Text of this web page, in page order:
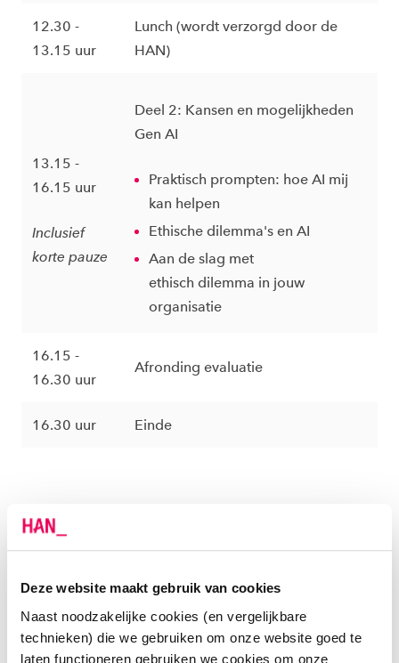
Deze website maakt gebruik van cookies
Naast noodzakelijke cookies (en vergelijkbare
technieken) die we gebruiken om onze website goed te
laten functioneren gebruiken we cookies om onze
12.30 -
13.15 uur
Lunch (wordt verzorgd door de
HAN)
13.15 -
16.15 uur
Inclusief
korte pauze
Deel 2: Kansen en mogelijkheden
Gen AI
Praktisch prompten: hoe AI mij
kan helpen
Ethische dilemma's en AI
Aan de slag met
ethisch dilemma in jouw
organisatie
16.15 -
16.30 uur
Afronding evaluatie
16.30 uur Einde